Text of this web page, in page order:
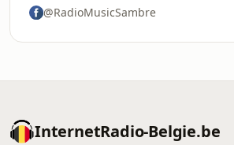
@RadioMusicSambre
InternetRadio-Belgie.be